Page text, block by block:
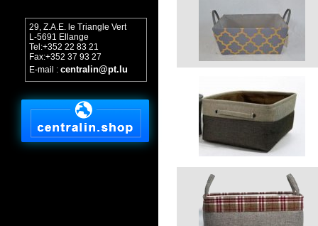
29, Z.A.E. le Triangle Vert
L-5691 Ellange
Tel:+352 22 83 21
Fax:+352 37 93 27
E-mail : centralin@pt.lu